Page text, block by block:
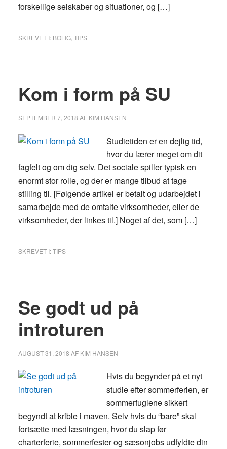
forskellige selskaber og situationer, og […]
SKREVET I: BOLIG, TIPS
Kom i form på SU
SEPTEMBER 7, 2018 AF KIM HANSEN
Studietiden er en dejlig tid,
hvor du lærer meget om dit
fagfelt og om dig selv. Det sociale spiller typisk en
enormt stor rolle, og der er mange tilbud at tage
stilling til. [Følgende artikel er betalt og udarbejdet i
samarbejde med de omtalte virksomheder, eller de
virksomheder, der linkes til.] Noget af det, som […]
SKREVET I:TIPS
Se godt ud på
introturen
AUGUST 31, 2018 AF KIM HANSEN
Hvis du begynder på et nyt
studie efter sommerferien, er
sommerfuglene sikkert
begyndt at krible i maven. Selv hvis du “bare” skal
fortsætte med læsningen, hvor du slap før
charterferie, sommerfester og sæsonjobs udfyldte din